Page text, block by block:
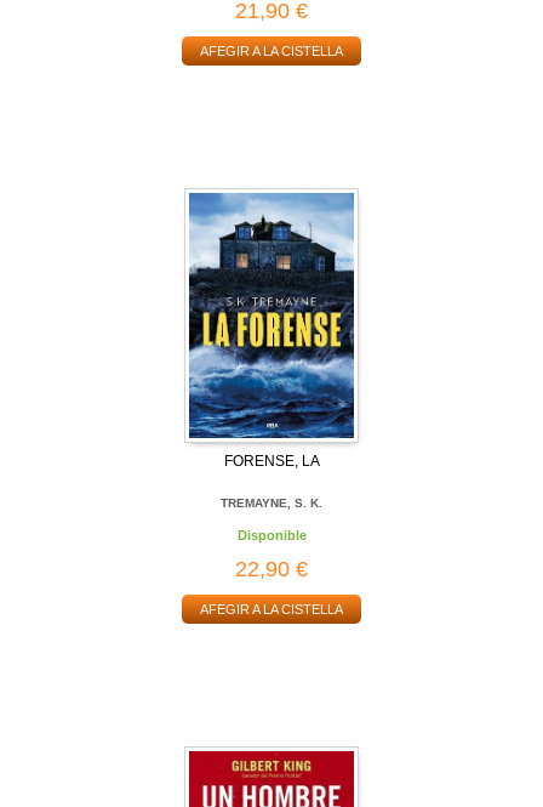
21,90 €
AFEGIR A LA CISTELLA
FORENSE, LA
TREMAYNE, S. K.
Disponible
22,90 €
AFEGIR A LA CISTELLA